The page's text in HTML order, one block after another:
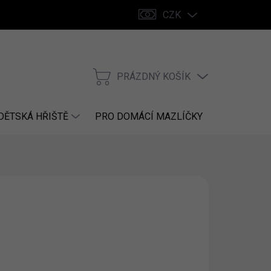
CZK
NÁKUPNÍ
PRÁZDNÝ KOŠÍK
HŘIŠTĚ PRO DOMÁCÍ MAZLÍČKY